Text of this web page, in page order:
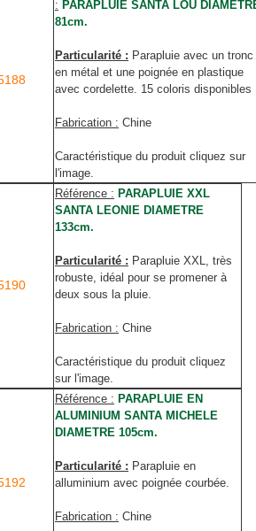
: PARAPLUIE SANTA LOU
81cm.
Particularité : Parapluie avec un tronc
en métal et une poignée en plastique
avec cordelette. 15 coloris disponibles
Fabrication : Chine
Caractéristique du produit cliquez sur
l'image.
Référence : PARAPLUIE XXL
SANTA LEONIE DIAMETRE
133cm.
Particularité : Parapluie XXL, très
robuste, idéal pour se promener à
deux sous la pluie.
Fabrication : Chine
Caractéristique du produit cliquez
sur l'image.
Référence : PARAPLUIE EN
ALUMINIUM SANTA MICHELE
DIAMETRE 105cm.
Particularité : Parapluie en
alluminium avec poignée courbée.
Fabrication : Chine